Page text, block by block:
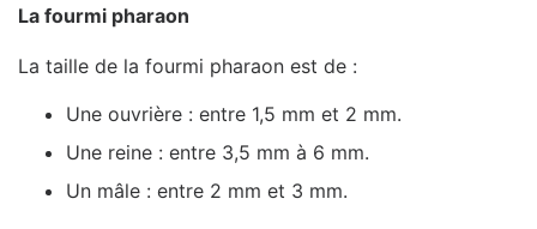
La fourmi pharaon
La taille de la fourmi pharaon est de :
Une ouvrière : entre 1,5 mm et 2 mm.
Une reine : entre 3,5 mm à 6 mm.
Un mâle : entre 2 mm et 3 mm.